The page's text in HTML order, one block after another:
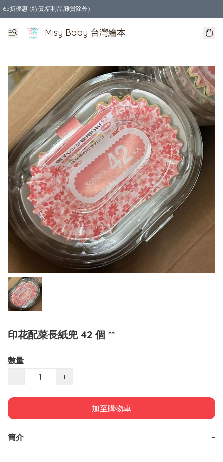
65折優惠 (特價,福利品,雜貨除外)
全店購物滿$550，免運費
Misy Baby 台灣繪本
印花配菜長紙兜 42 個 **
數量
−
+
加至購物車
簡介 −